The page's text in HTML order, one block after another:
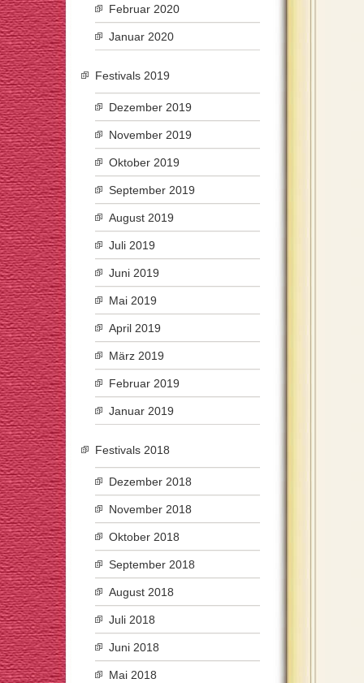
Februar 2020
Januar 2020
Festivals 2019
Dezember 2019
November 2019
Oktober 2019
September 2019
August 2019
Juli 2019
Juni 2019
Mai 2019
April 2019
März 2019
Februar 2019
Januar 2019
Festivals 2018
Dezember 2018
November 2018
Oktober 2018
September 2018
August 2018
Juli 2018
Juni 2018
Mai 2018